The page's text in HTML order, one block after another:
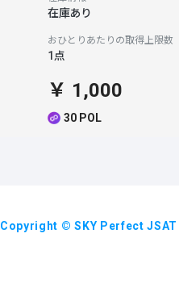
在庫あり
おひとりあたりの取得上限数
1点
￥ 1,000
30 POL
Copyright © SKY Perfect